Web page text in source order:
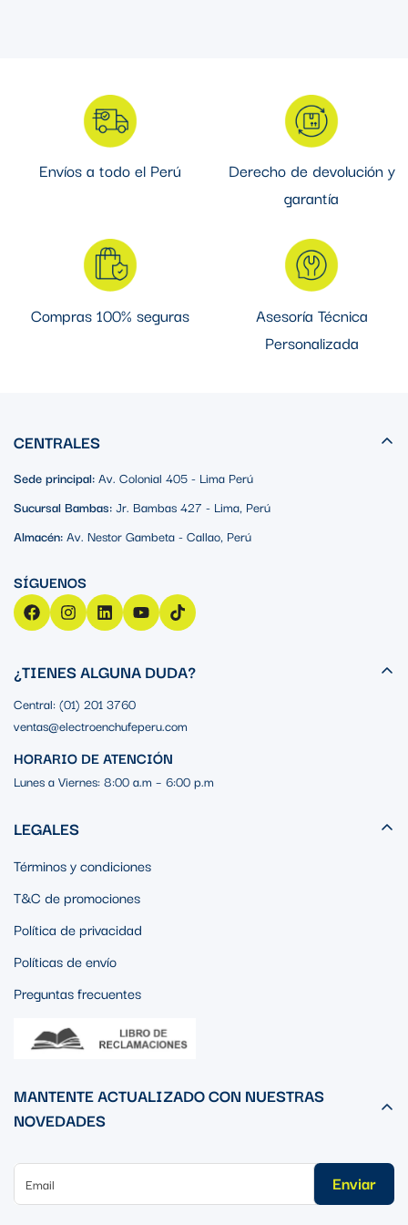
Envíos a todo el Perú
Derecho de devolución y
garantía
Compras 100% seguras
Asesoría Técnica
Personalizada
CENTRALES
Sede principal:Av. Colonial 405 - Lima Perú
Sucursal Bambas:Jr. Bambas 427 - Lima, Perú
Almacén:Av. Nestor Gambeta - Callao, Perú
¿TIENES ALGUNA DUDA?
Central: (01) 201 3760
ventas@electroenchufeperu.com
HORARIO DE ATENCIÓN
Lunes a Viernes: 8:00 a.m – 6:00 p.m
LEGALES
Términos y condiciones
T&C de promociones
Política de privacidad
Políticas de envío
Preguntas frecuentes
MANTENTE ACTUALIZADO CON NUESTRAS
NOVEDADES
Enviar